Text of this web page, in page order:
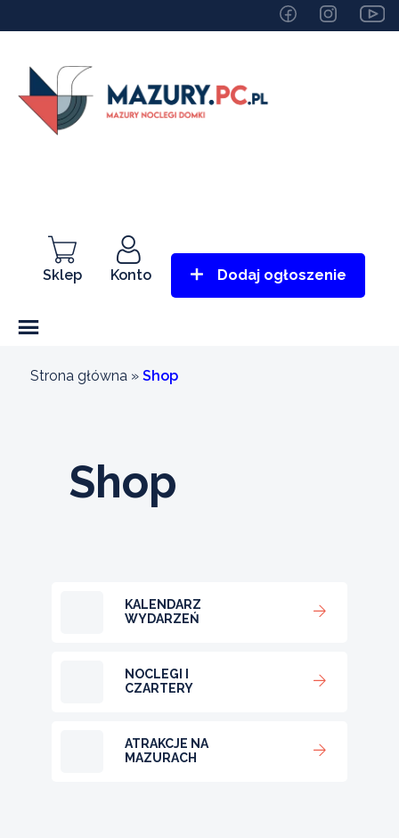
Sklep Konto Dodaj ogłoszenie
Strona główna » Shop
Shop
KALENDARZ
WYDARZEŃ
NOCLEGI I
CZARTERY
ATRAKCJE NA
MAZURACH